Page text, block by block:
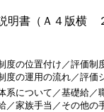
書（Ａ４版横 ２
度の位置付け／評価制
度の運用の流れ／評価
系について／基礎給／
／家族手当／その他の